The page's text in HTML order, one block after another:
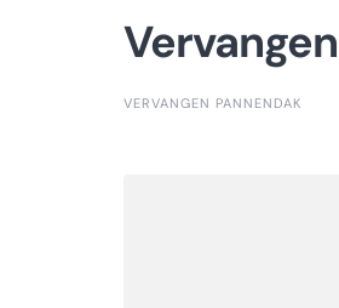
VERVANGEN PANNENDAK